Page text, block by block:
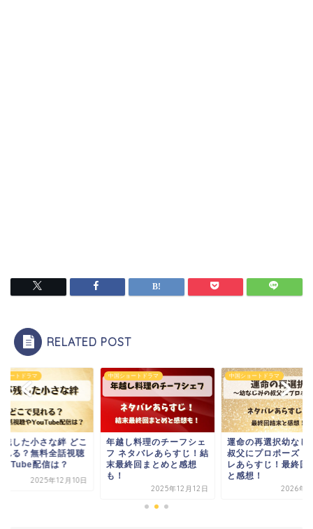
RELATED POST
中国ショートドラマ
年越し料理のチーフシェ
フ ネタバレあらすじ！結
末最終回まとめと感想
も！
中国ショートドラマ
運命の再選択幼なじみの
叔父にプロポーズ ネタバ
レあらすじ！最終回結末
2026年1月8日
中国ショートド
君が残し
で見れる
や